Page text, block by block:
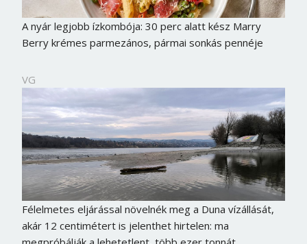
A nyár legjobb ízkombója: 30 perc alatt kész Marry
Berry krémes parmezános, pármai sonkás pennéje
VG
Félelmetes eljárással növelnék meg a Duna vízállását,
akár 12 centimétert is jelenthet hirtelen: ma